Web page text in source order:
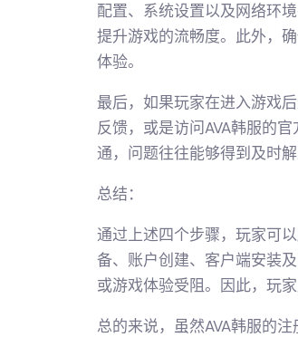
配置、系统设置以及网络环
提升游戏的流畅度。此外，
体验。
最后，如果玩家在进入游戏
反馈，或是访问AVA韩服的
通，问题往往能够得到及时解
总结：
通过上述四个步骤，玩家可
备、账户创建、客户端安装
或游戏体验受阻。因此，玩
总的来说，虽然AVA韩服的